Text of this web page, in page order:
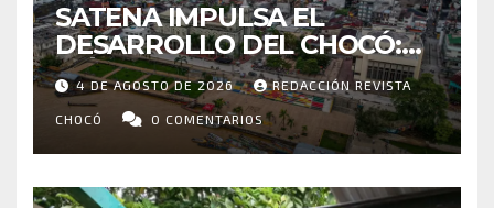
SATENA IMPULSA EL
DESARROLLO DEL CHOCÓ:
MÁS DE 35 MIL PASAJEROS
MOVILIZADOS Y NUEVAS
RUTAS FORTALECEN LA
CONECTIVIDAD
4 DE AGOSTO DE 2026 REDACCIÓN REVISTA
CHOCÓ 0 COMENTARIOS